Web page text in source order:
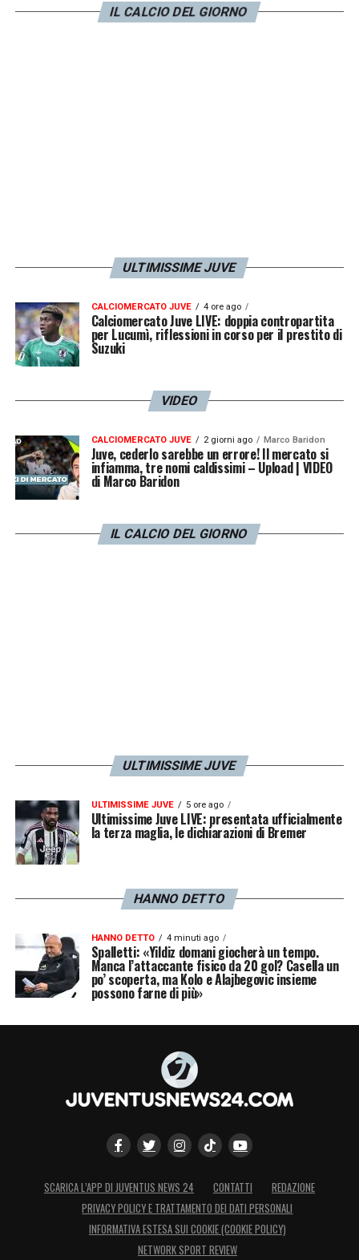
IL CALCIO DEL GIORNO
ULTIMISSIME JUVE
CALCIOMERCATO JUVE 4 ore ago
Calciomercato Juve LIVE: doppia contropartita
per Lucumì, riflessioni in corso per il prestito di
Suzuki
VIDEO
CALCIOMERCATO JUVE 2 giorni ago Marco Baridon
Juve, cederlo sarebbe un errore! Il mercato si
infiamma, tre nomi caldissimi – Upload | VIDEO
di Marco Baridon
IL CALCIO DEL GIORNO
ULTIMISSIME JUVE
ULTIMISSIME JUVE 5 ore ago
Ultimissime Juve LIVE: presentata ufficialmente
la terza maglia, le dichiarazioni di Bremer
HANNO DETTO
HANNO DETTO 4 minuti ago
Spalletti: «Yildiz domani giocherà un tempo.
Manca l’attaccante fisico da 20 gol? Casella un
po’ scoperta, ma Kolo e Alajbegovic insieme
possono farne di più»
SCARICA L’APP DI JUVENTUS NEWS 24 CONTATTI
REDAZIONE
PRIVACY POLICY E TRATTAMENTO DEI DATI PERSONALI
INFORMATIVA ESTESA SUI COOKIE (COOKIE POLICY)
NETWORK SPORT REVIEW